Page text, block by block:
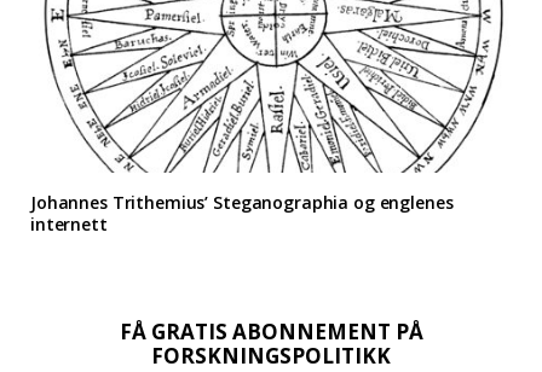
Johannes Trithemius’ Steganographia og englenes
internett
FÅ GRATIS ABONNEMENT PÅ
FORSKNINGSPOLITIKK